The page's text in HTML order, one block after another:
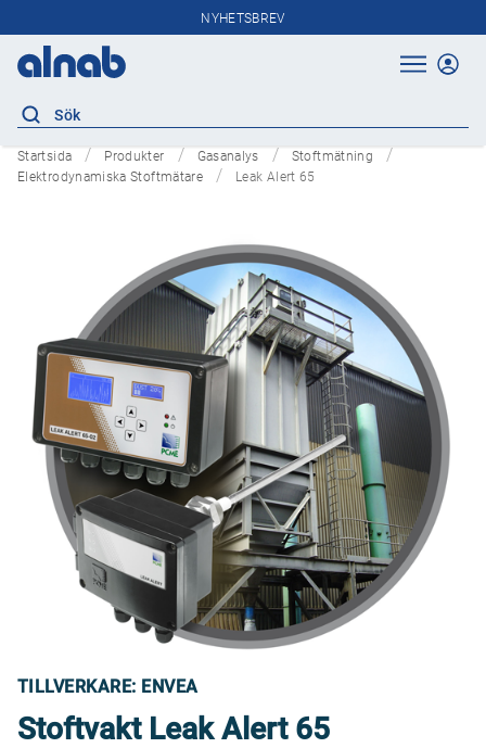
NYHETSBREV
Startsida Produkter Gasanalys
Stoftmätning
Elektrodynamiska Stoftmätare
Leak Alert 65
TILLVERKARE: ENVEA
Stoftvakt Leak Alert 65